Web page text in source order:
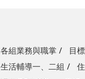
各組業務與職掌 目
生活輔導一、二組